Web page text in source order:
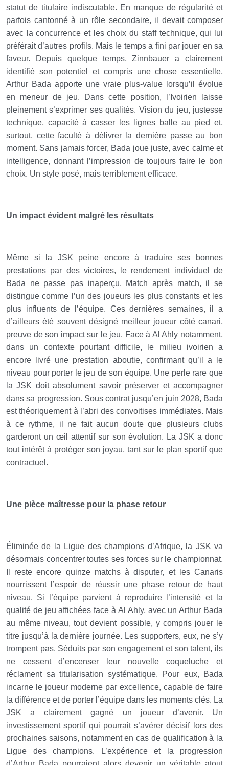
statut de titulaire indiscutable. En manque de régularité et
parfois cantonné à un rôle secondaire, il devait composer
avec la concurrence et les choix du staff technique, qui lui
préférait d’autres profils. Mais le temps a fini par jouer en sa
faveur. Depuis quelque temps, Zinnbauer a clairement
identifié son potentiel et compris une chose essentielle,
Arthur Bada apporte une vraie plus-value lorsqu’il évolue
en meneur de jeu. Dans cette position, l’Ivoirien laisse
pleinement s’exprimer ses qualités. Vision du jeu, justesse
technique, capacité à casser les lignes balle au pied et,
surtout, cette faculté à délivrer la dernière passe au bon
moment. Sans jamais forcer, Bada joue juste, avec calme et
intelligence, donnant l’impression de toujours faire le bon
choix. Un style posé, mais terriblement efficace.
Un impact évident malgré les résultats
Même si la JSK peine encore à traduire ses bonnes
prestations par des victoires, le rendement individuel de
Bada ne passe pas inaperçu. Match après match, il se
distingue comme l’un des joueurs les plus constants et les
plus influents de l’équipe. Ces dernières semaines, il a
d’ailleurs été souvent désigné meilleur joueur côté canari,
preuve de son impact sur le jeu. Face à Al Ahly notamment,
dans un contexte pourtant difficile, le milieu ivoirien a
encore livré une prestation aboutie, confirmant qu’il a le
niveau pour porter le jeu de son équipe. Une perle rare que
la JSK doit absolument savoir préserver et accompagner
dans sa progression. Sous contrat jusqu’en juin 2028, Bada
est théoriquement à l’abri des convoitises immédiates. Mais
à ce rythme, il ne fait aucun doute que plusieurs clubs
garderont un œil attentif sur son évolution. La JSK a donc
tout intérêt à protéger son joyau, tant sur le plan sportif que
contractuel.
Une pièce maîtresse pour la phase retour
Éliminée de la Ligue des champions d’Afrique, la JSK va
désormais concentrer toutes ses forces sur le championnat.
Il reste encore quinze matchs à disputer, et les Canaris
nourrissent l’espoir de réussir une phase retour de haut
niveau. Si l’équipe parvient à reproduire l’intensité et la
qualité de jeu affichées face à Al Ahly, avec un Arthur Bada
au même niveau, tout devient possible, y compris jouer le
titre jusqu’à la dernière journée. Les supporters, eux, ne s’y
trompent pas. Séduits par son engagement et son talent, ils
ne cessent d’encenser leur nouvelle coqueluche et
réclament sa titularisation systématique. Pour eux, Bada
incarne le joueur moderne par excellence, capable de faire
la différence et de porter l’équipe dans les moments clés. La
JSK a clairement gagné un joueur d’avenir. Un
investissement sportif qui pourrait s’avérer décisif lors des
prochaines saisons, notamment en cas de qualification à la
Ligue des champions. L’expérience et la progression